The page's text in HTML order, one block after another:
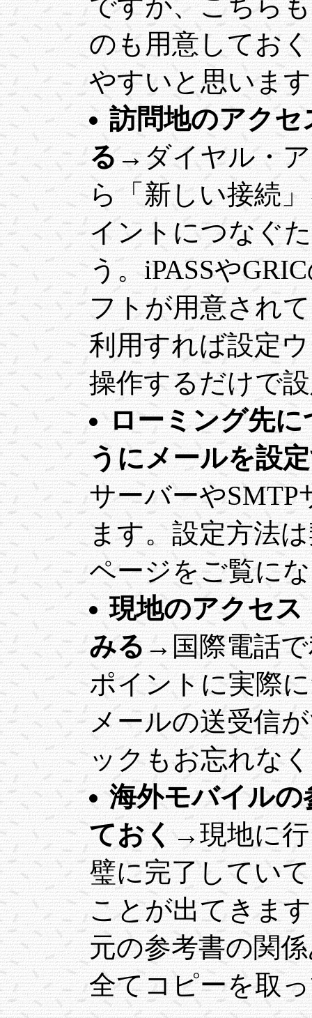
のも用意してお
やすいと思いま
訪問地のアク
る→ダイヤル・
ら「新しい接続
イントにつなぐ
う。iPASSや
フトが用意され
利用すれば設定
操作するだけで
ローミング先
うにメールを設
サーバーやSMTP
ます。設定方法
ページをご覧に
現地のアクセ
みる→国際電話で
ポイントに実際
メールの送受信
ックもお忘れな
海外モバイル
ておく→現地に行
璧に完了してい
ことが出てきま
元の参考書の関
全てコピーを取